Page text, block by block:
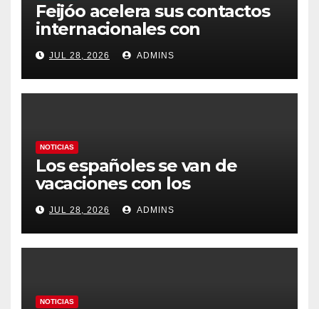
Feijóo acelera sus contactos
internacionales con
Latinoamérica como socio
prioritario en su agenda de
gobierno
JUL 28, 2026 ADMINS
NOTICIAS
Los españoles se van de
vacaciones con los
carburantes hasta un 21%
más caros que el año pasado
y los hoteles disparados
JUL 28, 2026 ADMINS
NOTICIAS